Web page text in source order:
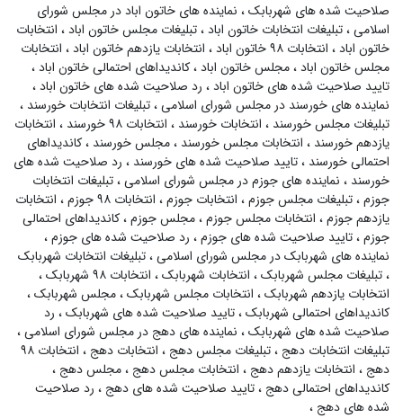
صلاحیت شده های شهربابک، نماینده های خاتون اباد در مجلس شورای
اسلامی،تبلیغات انتخابات خاتون اباد،تبلیغات مجلس خاتون اباد، انتخابات
خاتون اباد، انتخابات ۹۸ خاتون اباد ، انتخابات یازدهم خاتون اباد، انتخابات
مجلس خاتون اباد،مجلس خاتون اباد،کاندیداهای احتمالی خاتون اباد،
تایید صلاحیت شده های خاتون اباد، رد صلاحیت شده های خاتون اباد،
نماینده های خورسند در مجلس شورای اسلامی،تبلیغات انتخابات خورسند ،
تبلیغات مجلس خورسند ، انتخابات خورسند ، انتخابات ۹۸ خورسند ، انتخابات
یازدهم خورسند ، انتخابات مجلس خورسند ،مجلس خورسند ،کاندیداهای
احتمالی خورسند ،تایید صلاحیت شده های خورسند ، رد صلاحیت شده های
خورسند ، نماینده های جوزم در مجلس شورای اسلامی،تبلیغات انتخابات
جوزم،تبلیغات مجلس جوزم، انتخابات جوزم، انتخابات ۹۸ جوزم ، انتخابات
یازدهم جوزم، انتخابات مجلس جوزم،مجلس جوزم،کاندیداهای احتمالی
جوزم،تایید صلاحیت شده های جوزم، رد صلاحیت شده های جوزم،
نماینده های شهربابک در مجلس شورای اسلامی،تبلیغات انتخابات شهربابک
،تبلیغات مجلس شهربابک، انتخابات شهربابک، انتخابات ۹۸ شهربابک
،
انتخابات یازدهم شهربابک، انتخابات مجلس شهربابک،مجلس شهربابک،
کاندیداهای احتمالی شهربابک،تایید صلاحیت شده های شهربابک، رد
صلاحیت شده های شهربابک، نماینده های دهج در مجلس شورای اسلامی،
تبلیغات انتخابات دهج ،تبلیغات مجلس دهج ، انتخابات دهج ،
انتخابات ۹۸
دهج ، انتخابات یازدهم دهج ، انتخابات مجلس دهج ،مجلس دهج ،
کاندیداهای احتمالی دهج ،تایید صلاحیت شده های دهج ، رد صلاحیت
شده های دهج ،